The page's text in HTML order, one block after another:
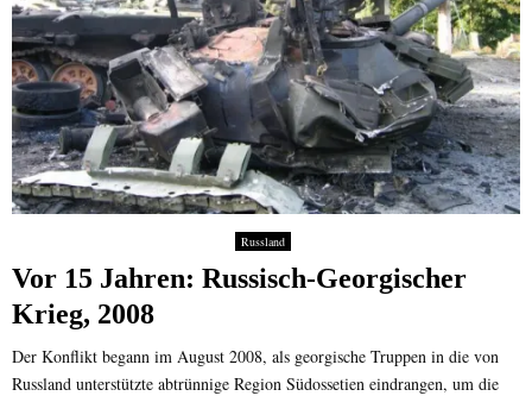
Russland
Vor 15 Jahren: Russisch-Georgischer
Krieg, 2008
Der Konflikt begann im August 2008, als georgische Truppen in die von
Russland unterstützte abtrünnige Region Südossetien eindrangen, um die